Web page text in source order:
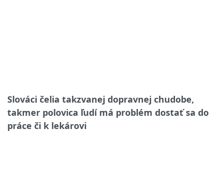
Slováci čelia takzvanej dopravnej chudobe,
takmer polovica ľudí má problém dostať sa do
práce či k lekárovi